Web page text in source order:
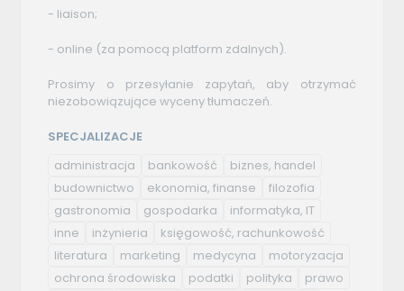
- liaison;
- online (za pomocą platform zdalnych).
Prosimy o przesyłanie zapytań, aby otrzymać
niezobowiązujące wyceny tłumaczeń.
SPECJALIZACJE
administracja
bankowość
biznes, handel
budownictwo
ekonomia, finanse
filozofia
gastronomia
gospodarka
informatyka, IT
inne
inżynieria
księgowość, rachunkowość
literatura
marketing medycyna
motoryzacja
ochrona środowiska
podatki polityka
prawo